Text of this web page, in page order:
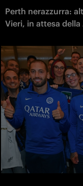
Perth nerazzurra:
Vieri, in attesa